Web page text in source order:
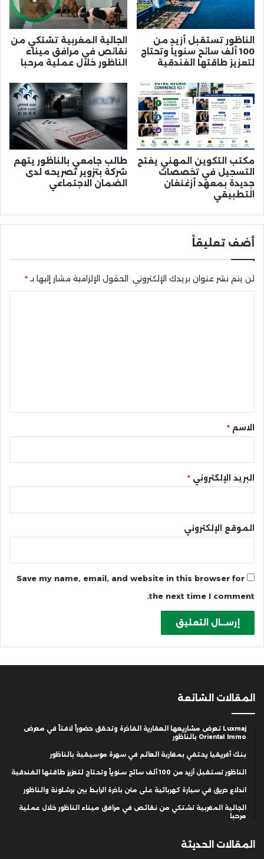
الناظور تستقبل أزيد من
100 ألف سائح سنوياً وتحتاج
لتعزيز طاقتها الفندقية
الجالية المغربية تشتكي من
نقائص في مرافق ميناء
الناظور خلال عملية مرحبا
مكتب التكوين المهني يفتح
التسجيل في تخصصات
جديدة بمعهد أزغنغان
التطبيقي
طالب جامعي بالناظور يتهم
شركة بتزوير تصريحه لدى
الضمان الاجتماعي
أضف تعليقاً
لن يتم نشر عنوان بريدك الإلكتروني. الحقول الإلزامية مشار إليها بـ *
* الاسم *
البريد الإلكتروني *
الموقع الإلكتروني
Save my name, email, and website in this browser for
the next time I comment.
المقالات الشائعة
Luxmaj تعرض مشاريعها العقارية الفاخرة وتحقق حضوراً لافتاً في معرض
Oriental Immo بالناظور
بنك أفريقيا يحتفي بمغاربة العالم في سهرة موسيقية بالناظور
الناظور تستقبل أزيد من 100 ألف سائح سنوياً وتحتاج لتعزيز طاقتها الفندقية
اندلاع حريق في سيارة كهربائية على متن باخرة الرابط بين برشلونة والناظور
الجالية المغربية تشتكي من نقائص في مرافق ميناء الناظور خلال عملية
مرحبا
المقالات الحديثة